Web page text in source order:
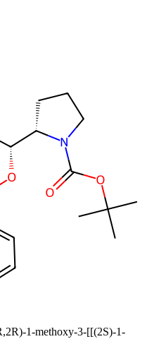
1-methoxy-3-[[(2S)-1-